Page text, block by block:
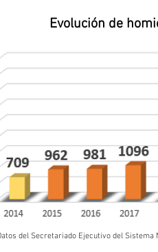
Evolución de
del Sistema Nacional de